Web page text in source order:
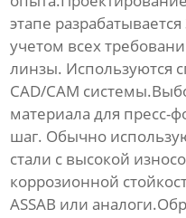
этапе
учетом всех
линзы. Используются
CAD/CAM
материала для пресс-
шаг. Обычно
стали с высокой
коррозионной
ASSAB или